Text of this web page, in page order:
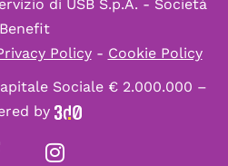
di USB S.p.A. - Società
Benefit
Policy- Cookie Policy
Sociale € 2.000.000 –
by